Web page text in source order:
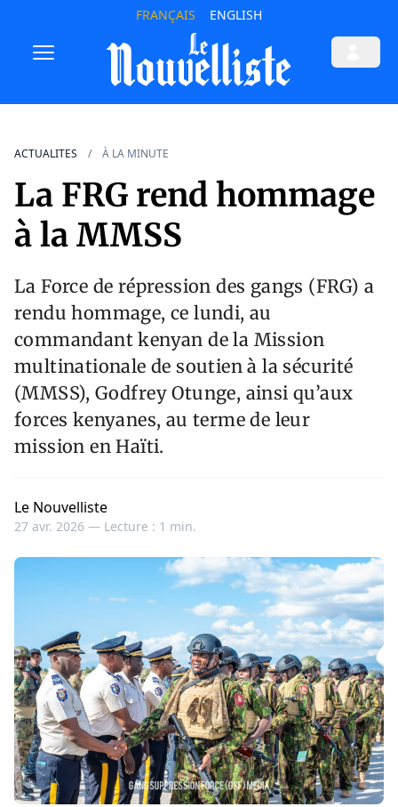
FRANÇAIS ENGLISH
ACTUALITES À LA MINUTE
La FRG rend hommage
à la MMSS
La Force de répression des gangs (FRG) a
rendu hommage, ce lundi, au
commandant kenyan de la Mission
multinationale de soutien à la sécurité
(MMSS), Godfrey Otunge, ainsi qu’aux
forces kenyanes, au terme de leur
mission en Haïti.
Le Nouvelliste
27 avr. 2026 — Lecture : 1 min.